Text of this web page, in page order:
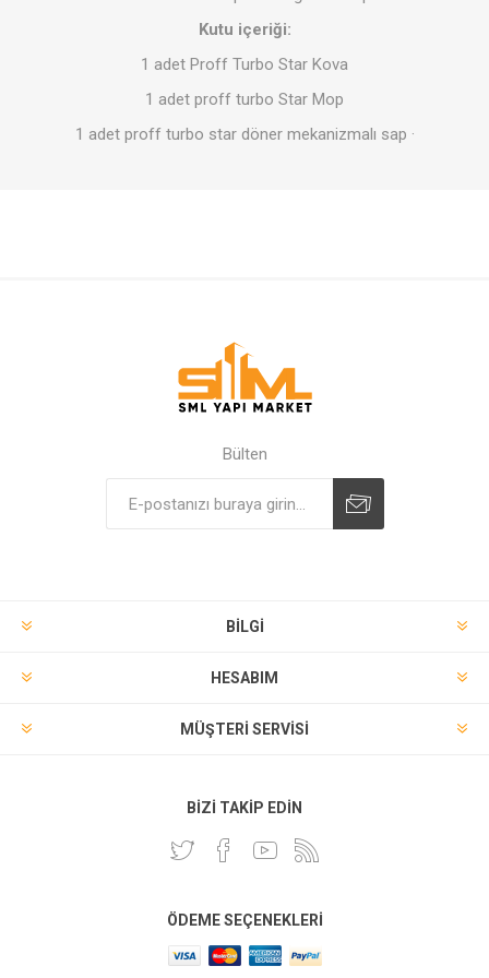
Kutu içeriği:
1 adet Proff Turbo Star Kova
1 adet proff turbo Star Mop
1 adet proff turbo star döner mekanizmalı sap ·
Bülten
BILGI
HESABIM
MÜŞTERI SERVISI
BIZI TAKIP EDIN
ÖDEME SEÇENEKLERI